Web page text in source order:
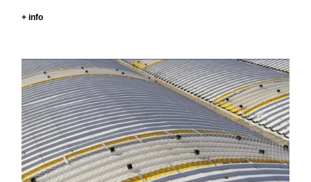
+ info